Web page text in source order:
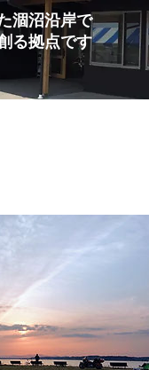
涸沼沿岸で
る拠点です